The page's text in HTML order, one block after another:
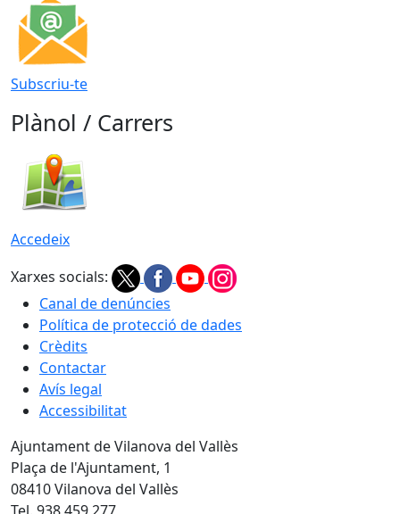
Subscriu-te
Plànol / Carrers
Accedeix
Xarxes socials:
Canal de denúncies
Política de protecció de dades
Crèdits
Contactar
Avís legal
Accessibilitat
Ajuntament de Vilanova del Vallès
Plaça de l'Ajuntament, 1
08410 Vilanova del Vallès